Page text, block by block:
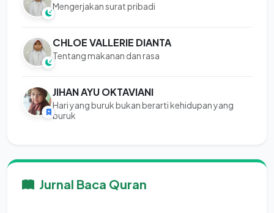
Mengerjakan surat pribadi
CHLOE VALLERIE DIANTA
Tentang makanan dan rasa
JIHAN AYU OKTAVIANI
Hari yang buruk bukan berarti kehidupan yang
buruk
Jurnal Baca Quran